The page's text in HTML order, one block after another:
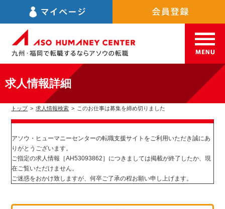
求人情報詳細
トップ > 求人情報検索 > このお仕事は募集を締め切りました
アソウ・ヒューマニーセンターの転職支援サイトをご利用いただき誠にあ
りがとうございます。
ご指定の求人情報［AH53093862］につきましては掲載が終了したか、現
在ご覧いただけません。
ご迷惑をおかけ致しますが、何卒ご了承の程お願い申し上げます。